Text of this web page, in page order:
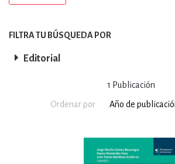
1 Publicación
Ordenar por
FILTRA TU BÚSQUEDA POR
Editorial